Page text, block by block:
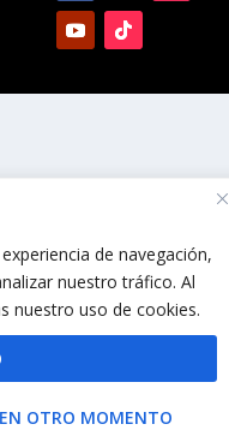
de navegación,
nuestro tráfico. Al
nuestro uso de cookies.
EN OTRO MOMENTO